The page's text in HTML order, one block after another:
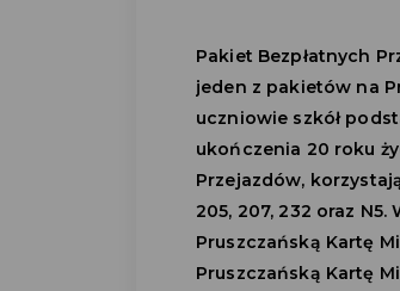
Pakiet Bezpłatnych
jeden z pakietów na
uczniowie szkół
ukończenia 20 roku
Przejazdów,
205, 207, 232 oraz
Pruszczańską Kartę
Pruszczańską Kartę